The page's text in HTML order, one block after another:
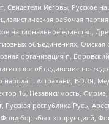
Иеговы, Русское
рабочая
национальное единство,
объединениях,
организация п.
объединение
г. Астрахани, ВОЛЯ,
16, Независимость,
республика Русь,
борьбы с коррупцией,